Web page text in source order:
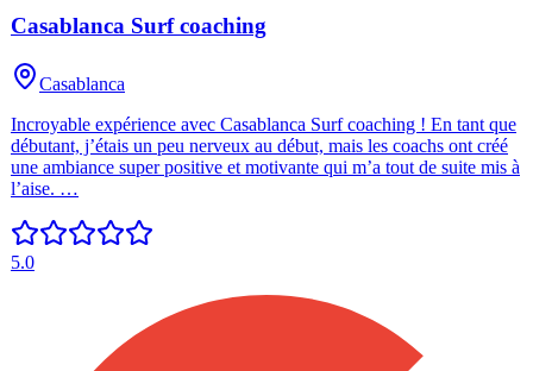
Casablanca Surf coaching
Casablanca
Incroyable expérience avec Casablanca Surf coaching ! En tant que
débutant, j’étais un peu nerveux au début, mais les coachs ont créé
une ambiance super positive et motivante qui m’a tout de suite mis à
l’aise. …
5.0